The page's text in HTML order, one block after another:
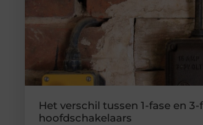
Het verschil tussen 1-fase en 3-
hoofdschakelaars